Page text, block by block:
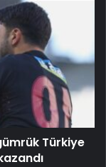
Türkiye